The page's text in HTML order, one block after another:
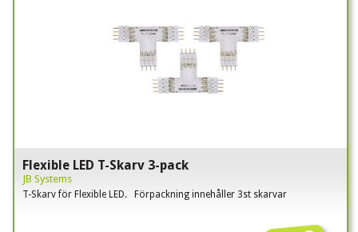
Flexible LED T-Skarv 3-pack
JB Systems
T-Skarv för Flexible LED. Förpackning innehåller 3st skarvar
Köp